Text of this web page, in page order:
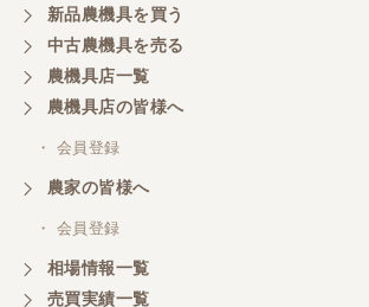
新品農機具を買う
中古農機具を売る
農機具店一覧
農機具店の皆様へ
・ 会員登録
農家の皆様へ
・ 会員登録
相場情報一覧
売買実績一覧